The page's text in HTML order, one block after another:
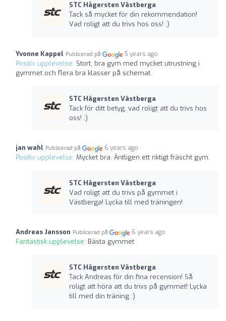
STC Hägersten Västberga
Tack så mycket för din rekommendation!
Vad roligt att du trivs hos oss! :)
Yvonne Kappel Publicerad på 5 years ago
Positiv upplevelse: Stort, bra gym med mycket utrustning i
gymmet och flera bra klasser på schemat.
STC Hägersten Västberga
Tack för ditt betyg, vad roligt att du trivs hos
oss! :)
jan wahl Publicerad på 6 years ago
Positiv upplevelse: Mycket bra. Äntligen ett riktigt fräscht gym.
STC Hägersten Västberga
Vad roligt att du trivs på gymmet i
Västberga! Lycka till med träningen!
Andreas Jansson Publicerad på 6 years ago
Fantastisk upplevelse: Bästa gymmet
STC Hägersten Västberga
Tack Andreas för din fina recension! Så
roligt att höra att du trivs på gymmet! Lycka
till med din träning :)